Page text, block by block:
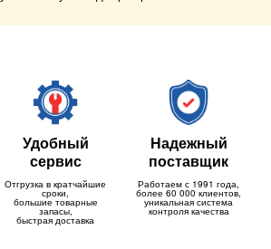
Удобный
сервис
Отгрузка в кратчайшие
сроки,
большие товарные
запасы,
быстрая доставка
Надежный
поставщик
Работаем с 1991 года,
более 60 000 клиентов,
уникальная система
контроля качества